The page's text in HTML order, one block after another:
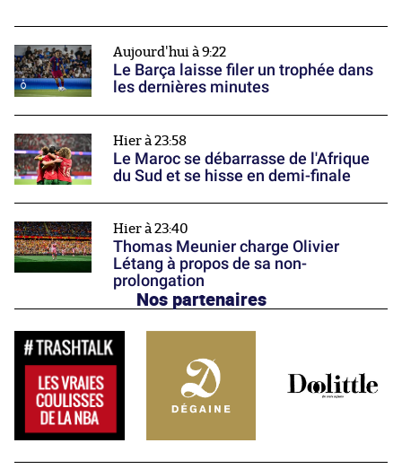
Aujourd'hui à 9:22
Le Barça laisse filer un trophée dans
les dernières minutes
Hier à 23:58
Le Maroc se débarrasse de l'Afrique
du Sud et se hisse en demi-finale
Hier à 23:40
Thomas Meunier charge Olivier
Létang à propos de sa non-
prolongation
Nos partenaires